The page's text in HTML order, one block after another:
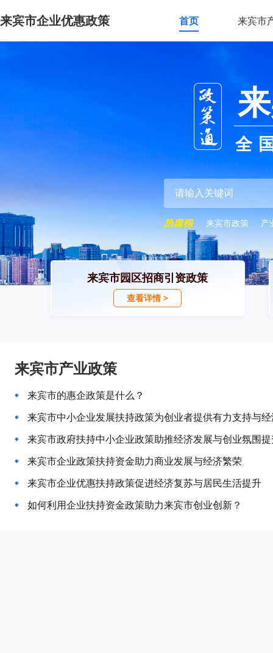
来宾市企业优惠政策 首页 来宾市
全
来宾市政策 产
来宾市园区招商引资政策
查看详情 >
来宾市产业政策
来宾市的惠企政策是什么？
来宾市中小企业发展扶持政策为创业者提供有力支持与
来宾市政府扶持中小企业政策助推经济发展与创业氛围
来宾市企业政策扶持资金助力商业发展与经济繁荣
来宾市企业优惠扶持政策促进经济复苏与居民生活提升
如何利用企业扶持资金政策助力来宾市创业创新？